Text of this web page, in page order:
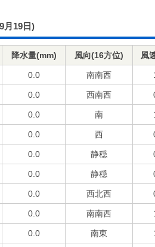
月19日)
降水量(mm) 風向(16方位) 風
0.0 南南西
0.0 西南西
0.0 南
0.0 西
0.0 静穏
0.0 静穏
0.0 西北西
0.0 南南西
0.0 南東